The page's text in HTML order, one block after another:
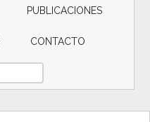
PUBLICACIONES
CONTACTO